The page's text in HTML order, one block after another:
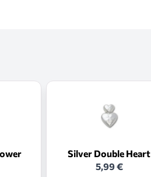
Silver Double Heart
5,99 €